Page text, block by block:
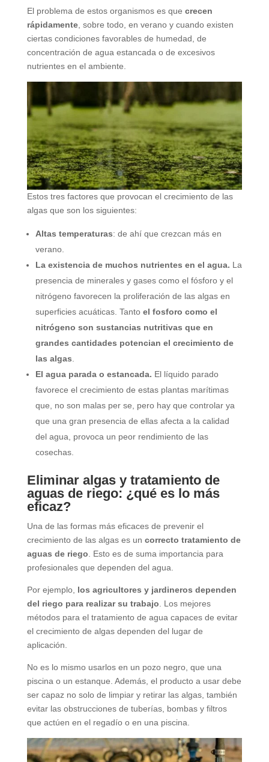
El problema de estos organismos es que crecen
rápidamente, sobre todo, en verano y cuando existen
ciertas condiciones favorables de humedad, de
concentración de agua estancada o de excesivos
nutrientes en el ambiente.
Estos tres factores que provocan el crecimiento de las
algas que son los siguientes:
Altas temperaturas: de ahí que crezcan más en
verano.
La existencia de muchos nutrientes en el agua. La
presencia de minerales y gases como el fósforo y el
nitrógeno favorecen la proliferación de las algas en
superficies acuáticas. Tanto el fosforo como el
nitrógeno son sustancias nutritivas que en
grandes cantidades potencian el crecimiento de
las algas
El agua parada o estancada. El líquido parado
favorece el crecimiento de estas plantas marítimas
que, no son malas per se, pero hay que controlar ya
que una gran presencia de ellas afecta a la calidad
del agua, provoca un peor rendimiento de las
cosechas.
Eliminar algas y tratamiento de
aguas de riego: ¿qué es lo más
eficaz?
Una de las formas más eficaces de prevenir el
crecimiento de las algas es un correcto tratamiento de
aguas de riego . Esto es de suma importancia para
profesionales que dependen del agua.
Por ejemplo, los agricultores y jardineros dependen
del riego para realizar su trabajo . Los mejores
métodos para el tratamiento de agua capaces de evitar
el crecimiento de algas dependen del lugar de
aplicación.
No es lo mismo usarlos en un pozo negro, que una
piscina o un estanque. Además, el producto a usar debe
ser capaz no solo de limpiar y retirar las algas, también
evitar las obstrucciones de tuberías, bombas y filtros
que actúen en el regadío o en una piscina.